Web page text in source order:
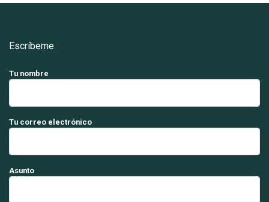
Escríbeme
Tu nombre
Tu correo electrónico
Asunto